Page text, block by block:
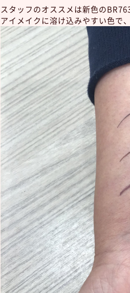
スタッフのオススメは新色の
アイメイクに溶け込みやすい色で